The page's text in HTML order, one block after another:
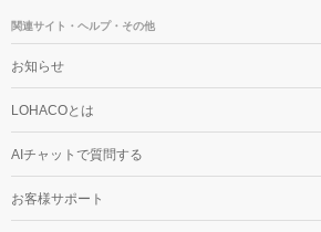
関連サイト・ヘルプ・その他
お知らせ
LOHACOとは
AIチャットで質問する
お客様サポート